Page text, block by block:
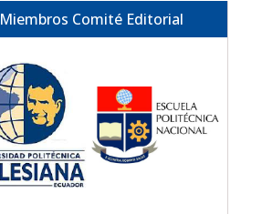
Miembros Comité Editorial